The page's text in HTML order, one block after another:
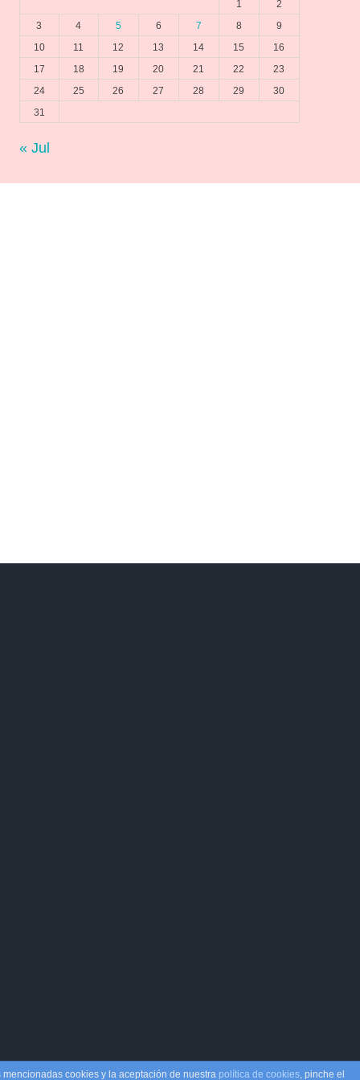
1
2
3
4 5 6 7 8
9
10
11 12 13 14 15
16
17
18 19 20 21 22
23
24
25 26 27 28 29
30
31
« Jul
cookies y la aceptación de nuestra política de cookies, pinche el